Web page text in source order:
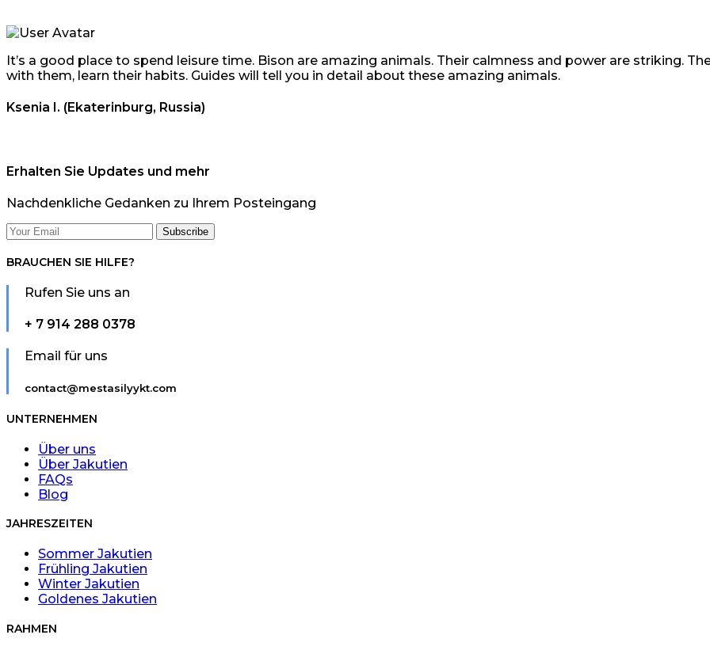
It’s a good place to spend leisure time. Bison are amazing animals. Their calmness and power are striking.
with them, learn their habits. Guides will tell you in detail about these amazing animals.
Ksenia I. (Ekaterinburg, Russia)
Erhalten Sie Updates und mehr
Nachdenkliche Gedanken zu Ihrem Posteingang
BRAUCHEN SIE HILFE?
Rufen Sie uns an
+ 7 914 288 0378
Email für uns
contact@mestasilyykt.com
UNTERNEHMEN
Über uns
Über Jakutien
FAQs
Blog
JAHRESZEITEN
Sommer Jakutien
Frühling Jakutien
Winter Jakutien
Goldenes Jakutien
RAHMEN